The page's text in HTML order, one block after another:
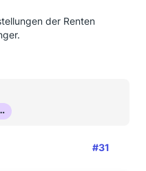
der Renten
#31